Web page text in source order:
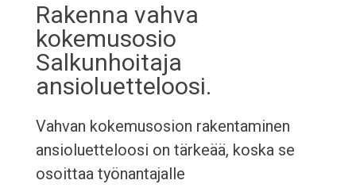
Rakenna vahva
kokemusosio
Salkunhoitaja
ansioluetteloosi.
Vahvan kokemusosion rakentaminen
ansioluetteloosi on tärkeää, koska se
osoittaa työnantajalle